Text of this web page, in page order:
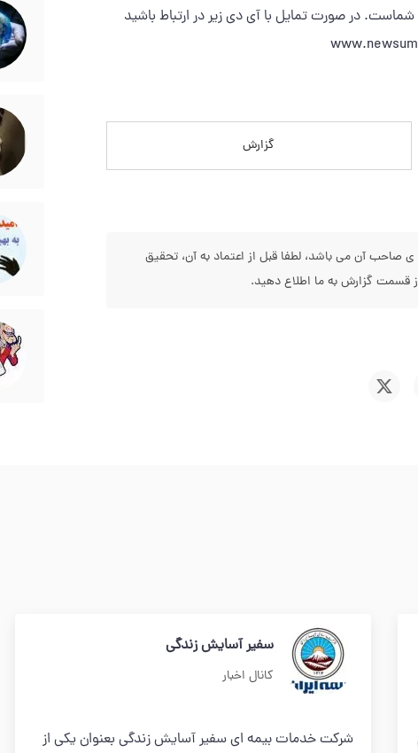
شماست. در صورت تمایل با آی دی زیر در ارتباط باشید
گزارش
صاحب آن می باشد، لطفا قبل از اعتماد به آن، تحقیق
قسمت گزارش به ما اطلاع دهید.
سفیر آسایش زندگی
کانال اخبار
شرکت خدمات بیمه ای سفیر آسایش زندگی بعنوان یکی از